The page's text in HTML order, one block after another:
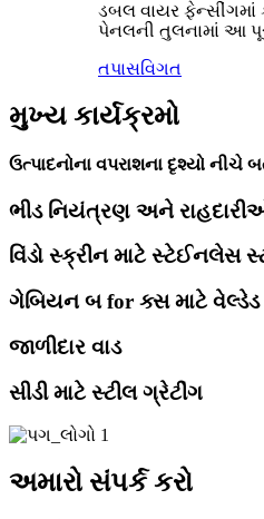
ડબલ વાયર ફેન્સીંગમાં
પેનલની તુલનામાં આ
તપાસવિગત
મુખ્ય કાર્યક્રમો
ઉત્પાદનોના વપરાશના દૃશ્યો નીચે
ભીડ નિયંત્રણ અને
વિંડો સ્ક્રીન માટે સ્ટેઈનલેસ
ગેબિયન બ for ક્સ માટે
જાળીદાર વાડ
સીડી માટે સ્ટીલ ગ્રેટીંગ
અમારો સંપર્ક કરો